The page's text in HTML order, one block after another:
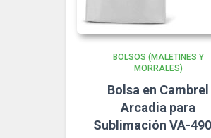
BOLSOS (MALETINES Y
MORRALES)
Bolsa en Cambrel
Arcadia para
Sublimación VA-